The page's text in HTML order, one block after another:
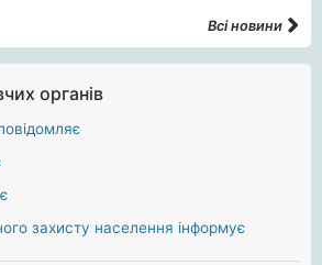
Всі новини
органів
захисту населення інформує